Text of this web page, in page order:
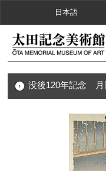
日本語
没後120年記念 月